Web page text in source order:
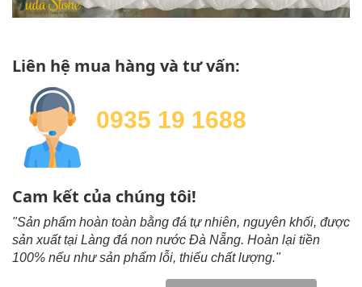
Liên hệ mua hàng và tư vấn:
0935 19 1688
Cam kết của chúng tôi!
"Sản phẩm hoàn toàn bằng đá tự nhiên, nguyên khối, được
sản xuất tại Làng đá non nước Đà Nẵng. Hoàn lại tiền
100% nếu như sản phẩm lỗi, thiếu chất lượng."